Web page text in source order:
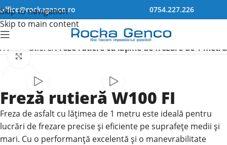
Skip to navigation
Skip to main content
office@rockagenco.ro 0754.227.226
Freze rutiere Freze rutiere cu lățime de frezare de 1 metru
Click pentru a mari
Freză rutieră W100 FI
Freza de asfalt cu lățimea de 1 metru este ideală pentru
lucrări de frezare precise și eficiente pe suprafețe medii și
mari. Cu o performanță excelentă și o manevrabilitate